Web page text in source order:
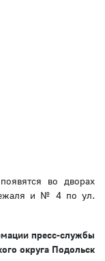
во дворах
и № 4 по ул.
пресс-службы
округа Подольск